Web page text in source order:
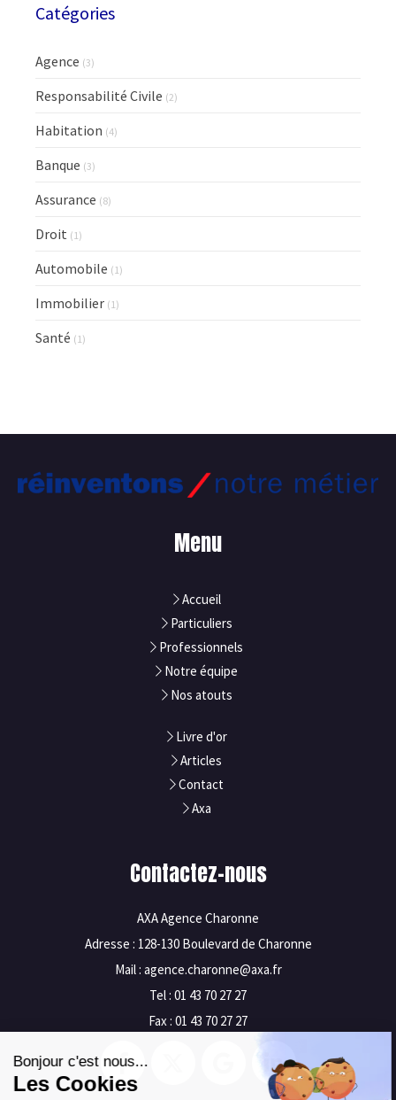
Catégories
Agence (3)
Responsabilité Civile (2)
Habitation (4)
Banque (3)
Assurance (8)
Droit (1)
Automobile (1)
Immobilier (1)
Santé (1)
Menu
Accueil
Particuliers
Professionnels
Notre équipe
Nos atouts
Livre d'or
Articles
Contact
Axa
Contactez-nous
AXA Agence Charonne
Adresse : 128-130 Boulevard de Charonne
Mail : agence.charonne@axa.fr
Tel : 01 43 70 27 27
Fax : 01 43 70 27 27